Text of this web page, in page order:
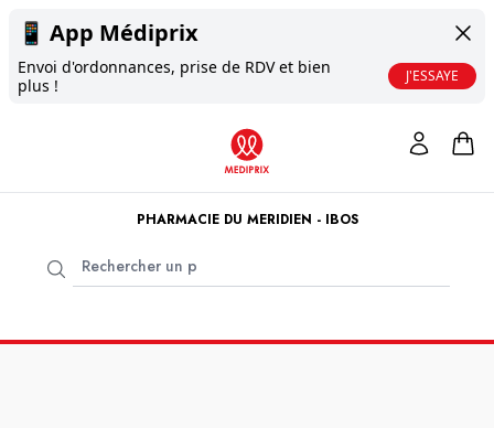
📱 App Médiprix
Envoi d'ordonnances, prise de RDV et bien
plus !
J'ESSAYE
PHARMACIE DU MERIDIEN - IBOS